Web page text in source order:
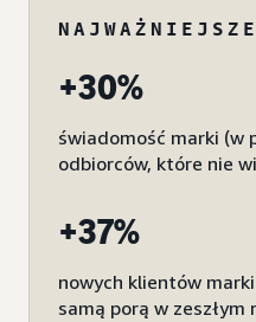
+30%
świadomość marki (w
odbiorców, które nie
+37%
nowych klientów
samą porą w zeszłym